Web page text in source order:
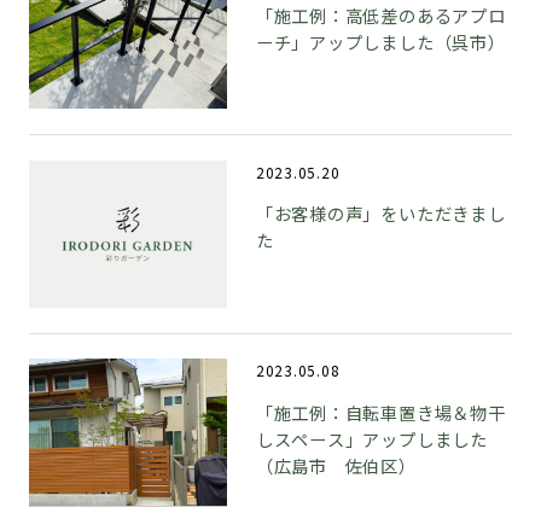
「施工例：高低差のあるアプロ
ーチ」アップしました（呉市）
2023.05.20
「お客様の声」をいただきまし
た
2023.05.08
「施工例：自転車置き場＆物干
しスペース」アップしました
（広島市 佐伯区）